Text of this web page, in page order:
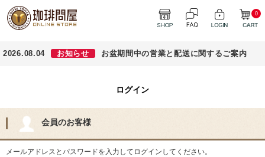
0
2026.08.04 お知らせ お盆期間中の営業と配送に関するご案内
ログイン
会員のお客様
メールアドレスとパスワードを入力してログインしてください。